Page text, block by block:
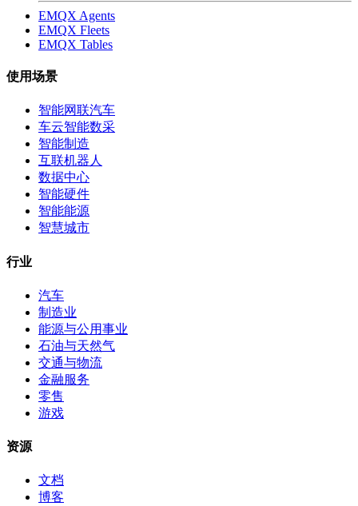
EMQX Agents
EMQX Fleets
EMQX Tables
使用场景
智能网联汽车
车云智能数采
智能制造
互联机器人
数据中心
智能硬件
智能能源
智慧城市
行业
汽车
制造业
能源与公用事业
石油与天然气
交通与物流
金融服务
零售
游戏
资源
文档
博客